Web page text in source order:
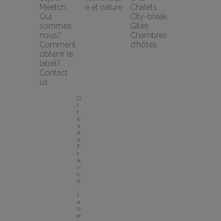
Meetch
Qui
sommes
nous?
Comment
obtenir le
label?
Contact
us
e et nature
Chalets
City-break
Gîtes
Chambres
d'hôtes
G
î
t
e
s
d
e
F
r
a
n
c
e
:
l
a
b
e